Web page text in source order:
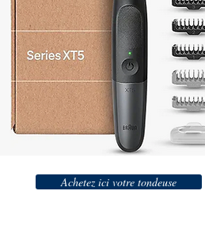
Achetez ici votre tondeuse